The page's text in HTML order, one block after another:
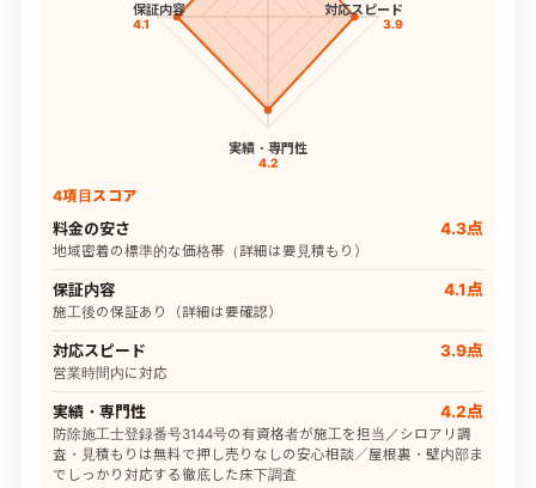
対応スピード
3.9
実績・専門性
4.2
保証内容
4.1
4項目スコア
料金の安さ 4.3点
地域密着の標準的な価格帯（詳細は要見積もり）
保証内容 4.1点
施工後の保証あり（詳細は要確認）
対応スピード 3.9点
営業時間内に対応
実績・専門性 4.2点
防除施工士登録番号3144号の有資格者が施工を担当／シロアリ調
査・見積もりは無料で押し売りなしの安心相談／屋根裏・壁内部ま
でしっかり対応する徹底した床下調査